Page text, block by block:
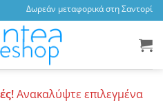
Δωρεάν μεταφορικά στη
Ανακαλύψτε επιλεγμένα